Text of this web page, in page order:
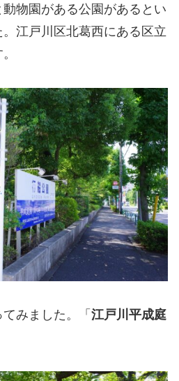
物園がある公園があるとい
江戸川区北葛西にある区立
みました。「 江戸川平成庭